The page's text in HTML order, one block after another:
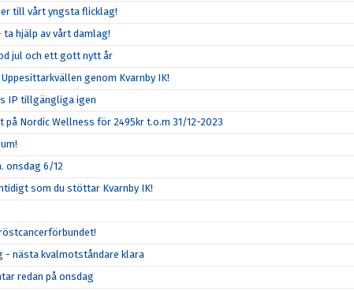
till vårt yngsta flicklag!
hjälp av vårt damlag!
jul och ett gott nytt år
genom Kvarnby IK!
IP tillgängliga igen
på Nordic Wellness för 2495kr t.o.m 31/12-2023
onsdag 6/12
som du stöttar Kvarnby IK!
- nästa kvalmotståndare klara
redan på onsdag